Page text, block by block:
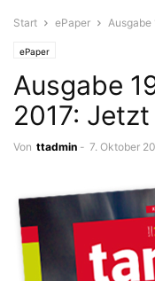
Start ePaper
ePaper
Ausgabe
2017:
Von ttadmin - 7. Oktober